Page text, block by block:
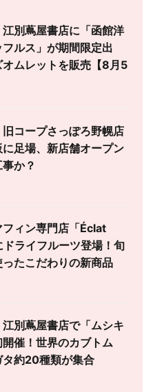
江別蔦屋書店に「函館洋
ルス」が期間限定出
オムレットを販売【8月5
旧コープさっぽろ野幌店
足場、新店舗オープン
か？
ィン専門店「Éclat
ライフルーツ登場！旬
たこだわりの新商品
江別蔦屋書店で「ムシキ
開催！世界のカブトム
タ約20種類が集合